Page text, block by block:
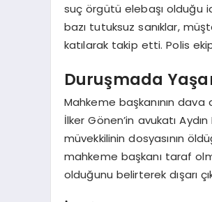
suç örgütü elebaşı olduğu
bazı tutuksuz sanıklar,
katılarak takip etti. Polis
Duruşmada
Mahkeme başkanının
İlker Gönen’in avukatı
müvekkilinin dosyasının
mahkeme başkanı taraf
olduğunu belirterek dışarı